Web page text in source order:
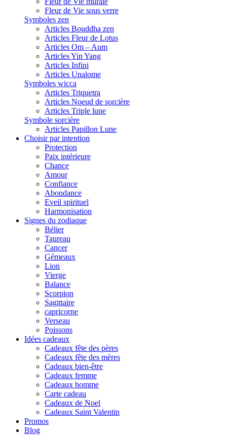
Fleur de Vie sous verre
Symboles zen
Articles Bouddha zen
Articles Fleur de Lotus
Articles Om – Aum
Articles Yin Yang
Articles Infini
Articles Unalome
Symboles wicca
Articles Triquetra
Articles Noeud de sorcière
Articles Triple lune
Symbole sorcière
Articles Papillon Lune
Choisir par intention
Protection
Paix intérieure
Chance
Amour
Confiance
Abondance
Eveil spirituel
Harmonisation
Signes du zodiaque
Bélier
Taureau
Cancer
Gémeaux
Lion
Vierge
Balance
Scorpion
Sagittaire
capricorne
Verseau
Poissons
Idées cadeaux
Cadeaux fête des pères
Cadeaux fête des mères
Cadeaux bien-être
Cadeaux femme
Cadeaux homme
Carte cadeau
Cadeaux de Noel
Cadeaux Saint Valentin
Promos
Blog